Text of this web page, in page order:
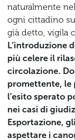
naturalmente
ogni cittadino
già detto, vigila
L’introduzione
più celere il
circolazione.
promettente, le
l’esito sperato
nei casi di
Esportazione,
aspettare i